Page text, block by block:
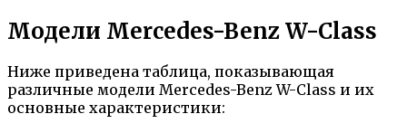
Модели Mercedes-Benz W-Class
Ниже приведена таблица, показывающая
различные модели Mercedes-Benz W-Class и их
основные характеристики: